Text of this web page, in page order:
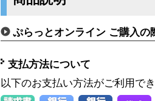
ぷらっとオンライン ご購入の
支払方法について
以下のお支払い方法がご利用で